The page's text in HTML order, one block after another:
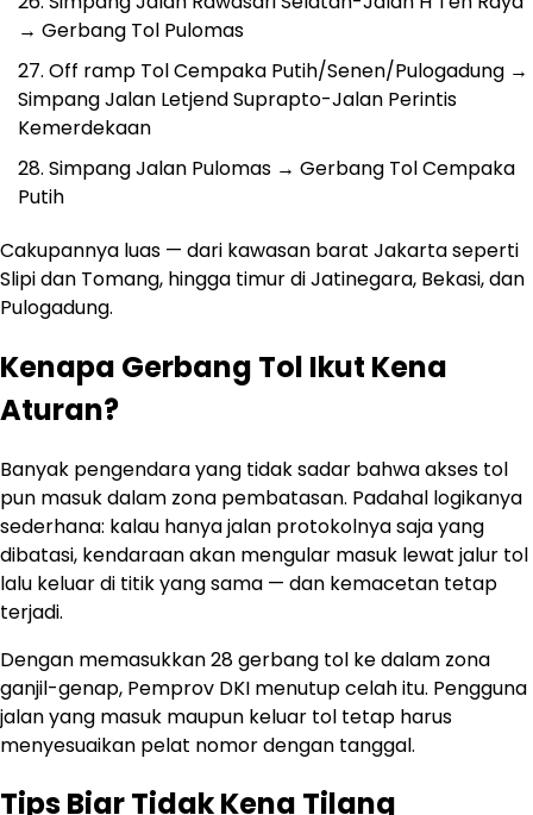
→ Gerbang Tol Pulomas
Off ramp Tol Cempaka Putih/Senen/Pulogadung →
Simpang Jalan Letjend Suprapto-Jalan Perintis
Kemerdekaan
Simpang Jalan Pulomas → Gerbang Tol Cempaka
Putih
Cakupannya luas — dari kawasan barat Jakarta seperti
Slipi dan Tomang, hingga timur di Jatinegara, Bekasi, dan
Pulogadung.
Kenapa Gerbang Tol Ikut Kena
Aturan?
Banyak pengendara yang tidak sadar bahwa akses tol
pun masuk dalam zona pembatasan. Padahal logikanya
sederhana: kalau hanya jalan protokolnya saja yang
dibatasi, kendaraan akan mengular masuk lewat jalur tol
lalu keluar di titik yang sama — dan kemacetan tetap
terjadi.
Dengan memasukkan 28 gerbang tol ke dalam zona
ganjil-genap, Pemprov DKI menutup celah itu. Pengguna
jalan yang masuk maupun keluar tol tetap harus
menyesuaikan pelat nomor dengan tanggal.
Tips Biar Tidak Kena Tilang